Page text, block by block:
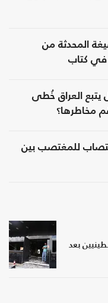
المحدثة من
في كتاب
العراق خُطى
مخاطرها؟
للمغتصب بين
بعد